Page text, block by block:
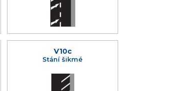
V10c
Stání šikmé